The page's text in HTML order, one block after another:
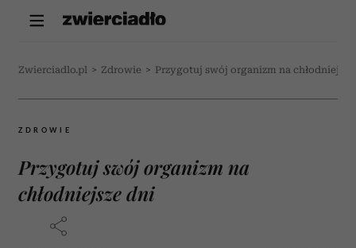
Zwierciadlo.pl > Zdrowie > Przygotuj swój organizm na
ZDROWIE
Przygotuj swój organizm na
chłodniejsze dni